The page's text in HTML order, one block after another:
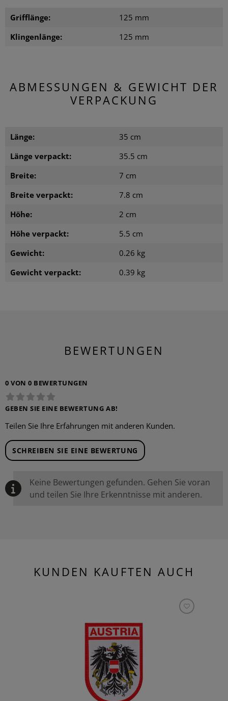
Grifflänge:
125 mm
Klingenlänge:
125 mm
ABMESSUNGEN & GEWICHT DER
VERPACKUNG
Länge:
35 cm
Länge verpackt:
35.5 cm
Breite:
7 cm
Breite verpackt:
7.8 cm
Höhe:
2 cm
Höhe verpackt:
5.5 cm
Gewicht:
0.26 kg
Gewicht verpackt:
0.39 kg
BEWERTUNGEN
0 VON 0 BEWERTUNGEN
GEBEN SIE EINE BEWERTUNG AB!
Teilen Sie Ihre Erfahrungen mit anderen Kunden.
SCHREIBEN SIE EINE BEWERTUNG
Keine Bewertungen gefunden. Gehen Sie voran
und teilen Sie Ihre Erkenntnisse mit anderen.
KUNDEN KAUFTEN AUCH